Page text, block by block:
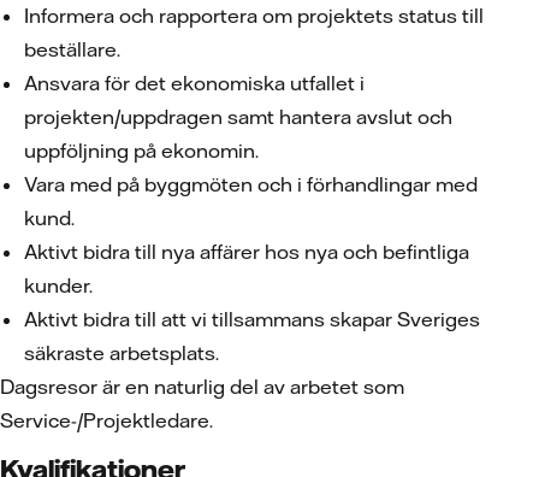
Informera och rapportera om projektets status till
beställare.
Ansvara för det ekonomiska utfallet i
projekten/uppdragen samt hantera avslut och
uppföljning på ekonomin.
Vara med på byggmöten och i förhandlingar med
kund.
Aktivt bidra till nya affärer hos nya och befintliga
kunder.
Aktivt bidra till att vi tillsammans skapar Sveriges
säkraste arbetsplats.
Dagsresor är en naturlig del av arbetet som
Service-/Projektledare.
Kvalifikationer